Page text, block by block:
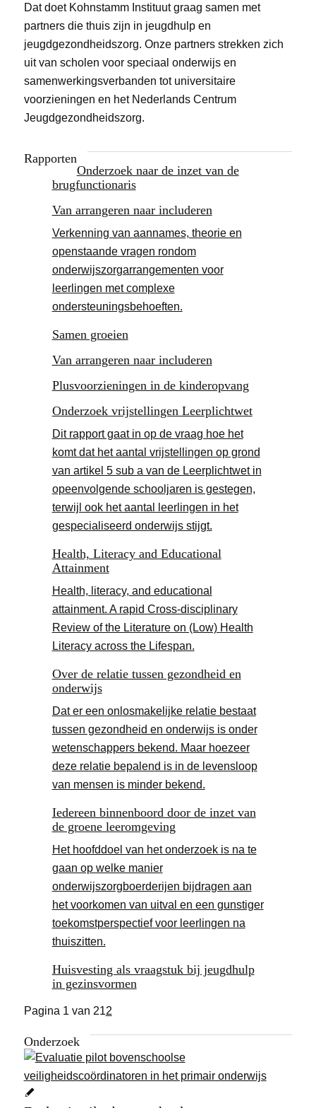
Dat doet Kohnstamm Instituut graag samen met
partners die thuis zijn in jeugdhulp en
jeugdgezondheidszorg. Onze partners strekken zich
uit van scholen voor speciaal onderwijs en
samenwerkingsverbanden tot universitaire
voorzieningen en het Nederlands Centrum
Jeugdgezondheidszorg.
Rapporten
Onderzoek naar de inzet van de
brugfunctionaris
Van arrangeren naar includeren
Verkenning van aannames, theorie en
openstaande vragen rondom
onderwijszorgarrangementen voor
leerlingen met complexe
ondersteuningsbehoeften.
Samen groeien
Van arrangeren naar includeren
Plusvoorzieningen in de kinderopvang
Onderzoek vrijstellingen Leerplichtwet
Dit rapport gaat in op de vraag hoe het
komt dat het aantal vrijstellingen op grond
van artikel 5 sub a van de Leerplichtwet in
opeenvolgende schooljaren is gestegen,
terwijl ook het aantal leerlingen in het
gespecialiseerd onderwijs stijgt.
Health, Literacy and Educational
Attainment
Health, literacy, and educational
attainment. A rapid Cross-disciplinary
Review of the Literature on (Low) Health
Literacy across the Lifespan.
Over de relatie tussen gezondheid en
onderwijs
Dat er een onlosmakelijke relatie bestaat
tussen gezondheid en onderwijs is onder
wetenschappers bekend. Maar hoezeer
deze relatie bepalend is in de levensloop
van mensen is minder bekend.
Iedereen binnenboord door de inzet van
de groene leeromgeving
Het hoofddoel van het onderzoek is na te
gaan op welke manier
onderwijszorgboerderijen bijdragen aan
het voorkomen van uitval en een gunstiger
toekomstperspectief voor leerlingen na
thuiszitten.
Huisvesting als vraagstuk bij jeugdhulp
in gezinsvormen
Pagina 1 van 212
Onderzoek